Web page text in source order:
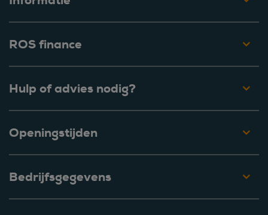
ROS finance
Hulp of advies nodig?
Openingstijden
Bedrijfsgegevens